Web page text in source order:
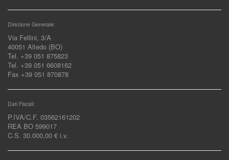
Direzione Generale:
Via Fellini, 3/A
40051 Altedo (BO)
Tel. +39 051 875823
Tel. +39 051 6608162
Fax +39 051 870878
Dati Fiscali:
P.IVA/C.F. 03562161202
REA BO 599017
C.S. 30.000,00 € i.v.